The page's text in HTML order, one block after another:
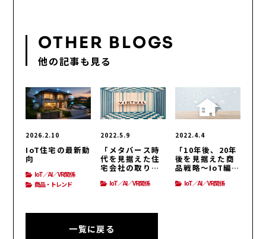
OTHER BLOGS
他の記事も見る
2026.2.10
IoT住宅の最新動
向
IoT／AI／VR関係
商品・トレンド
2022.5.9
「メタバース時
代を見据えた住
宅会社の取り組
VR関係
IoT／AI／VR関係
2022.4.4
「10年後、20年
後を見据えた商
品戦略～IoT編」
係 IoT／AI／VR関係
一覧に戻る